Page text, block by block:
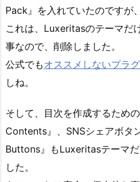
Pack』を入れていたのですが、
これは、Luxeritasのテーマだ
事なので、削除しました。
公式でもオススメしないプラ
しね。
そして、目次を作成するため
Contents』、SNSシェアボタ
Buttons』もLuxeritasテーマ
した。